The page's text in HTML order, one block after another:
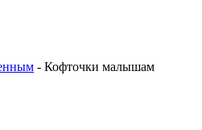
- Кофточки малышам